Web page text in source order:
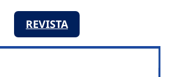
REVISTA